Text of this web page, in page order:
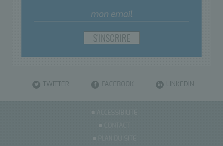
TWITTER FACEBOOK LINKEDIN
ACCESSIBILITÉ
CONTACT
PLAN DU SITE